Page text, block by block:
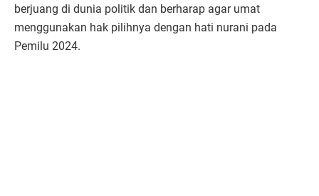
berjuang di dunia politik dan berharap agar umat
menggunakan hak pilihnya dengan hati nurani pada
Pemilu 2024.